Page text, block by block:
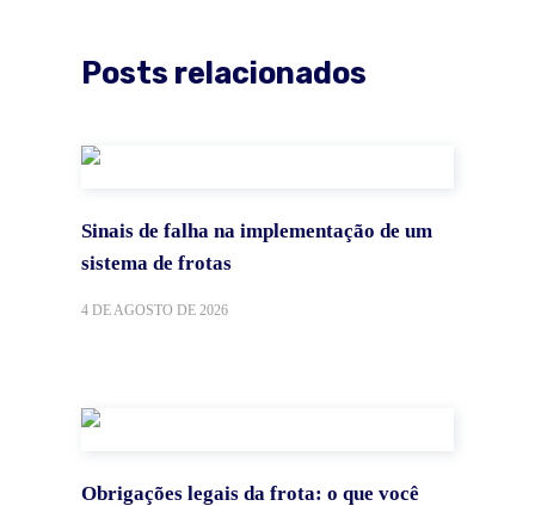
Posts relacionados
Sinais de falha na implementação de um
sistema de frotas
4 DE AGOSTO DE 2026
Obrigações legais da frota: o que você